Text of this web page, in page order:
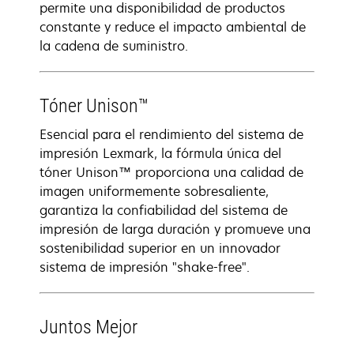
permite una disponibilidad de productos
constante y reduce el impacto ambiental de
la cadena de suministro.
Tóner Unison™
Esencial para el rendimiento del sistema de
impresión Lexmark, la fórmula única del
tóner Unison™ proporciona una calidad de
imagen uniformemente sobresaliente,
garantiza la confiabilidad del sistema de
impresión de larga duración y promueve una
sostenibilidad superior en un innovador
sistema de impresión "shake-free".
Juntos Mejor